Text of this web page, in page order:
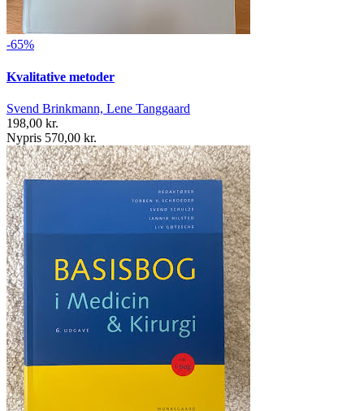
-65%
Kvalitative metoder
Svend Brinkmann, Lene Tanggaard
198,00 kr.
Nypris 570,00 kr.